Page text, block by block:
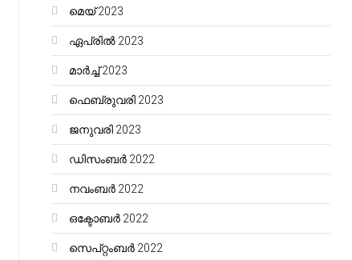
മെയ്‌ 2023
ഏപ്രിൽ 2023
മാർച്ച്‌ 2023
ഫെബ്രുവരി 2023
ജനുവരി 2023
ഡിസംബർ 2022
നവംബർ 2022
ഒക്ടോബർ 2022
സെപ്റ്റംബർ 2022